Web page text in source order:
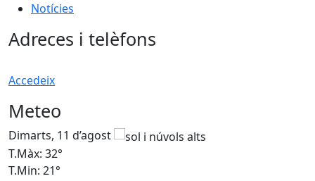
Notícies
Adreces i telèfons
Accedeix
Meteo
Dimarts, 11 d’agost
T.Màx: 32°
T.Min: 21°